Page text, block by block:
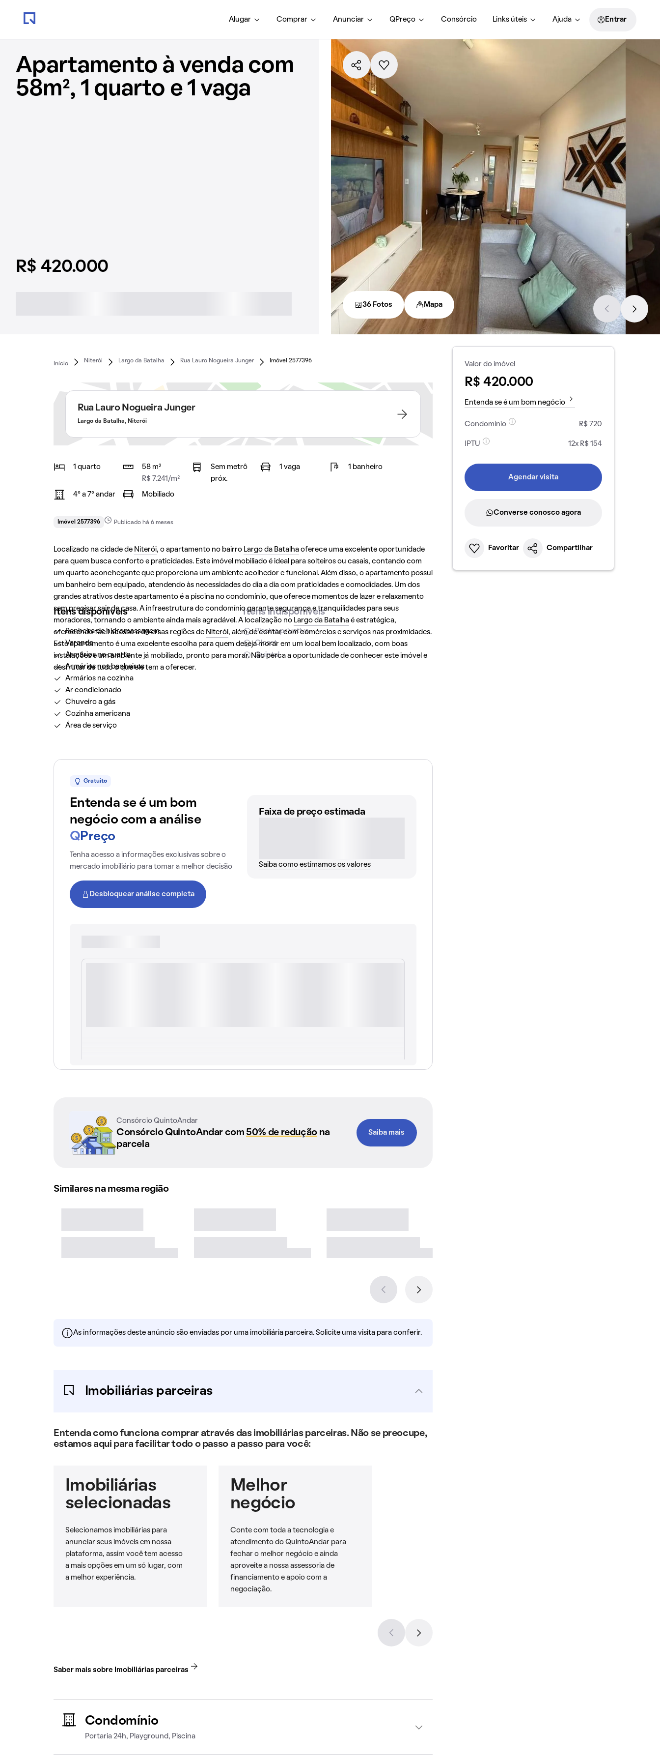
Alugar Comprar Anunciar QPreço Consórcio Links úteis Ajuda Entrar
Apartamento à venda com
58m², 1 quarto e 1 vaga
R$ 420.000
36 Fotos Mapa
Início
Niterói Largo da Batalha Rua Lauro Nogueira Junger Imóvel 2577396
Rua Lauro Nogueira Junger
Largo da Batalha, Niterói
1 quarto
58 m²
R$ 7.241/m²
Sem metrô
próx.
1 vaga 1 banheiro
4° a 7° andar Mobiliado
Imóvel 2577396 Publicado há 6 meses
Localizado na cidade de Niterói, o apartamento no bairro Largo da Batalhaoferece uma excelente oportunidade
para quem busca conforto e praticidades. Este imóvel mobiliado é ideal para solteiros ou casais, contando com
um quarto aconchegante que proporciona um ambiente acolhedor e funcional. Além disso, o apartamento possui
um banheiro bem equipado, atendendo às necessidades do dia a dia com praticidades e comodidades. Um dos
grandes atrativos deste apartamento é a piscina no condomínio, que oferece momentos de lazer e relaxamento
sem precisar sair de casa. A infraestrutura do condomínio garante segurança e tranquilidades para seus
moradores, tornando o ambiente ainda mais agradável. A localização no Largo da Batalhaé estratégica,
oferecendo fácil acesso a diversas regiões de Niterói, além de contar com comércios e serviços nas proximidades.
Este apartamento é uma excelente escolha para quem deseja morar em um local bem localizado, com boas
instalações e um ambiente já mobiliado, pronto para morar. Não perca a oportunidade de conhecer este imóvel e
desfrutar de tudo o que ele tem a oferecer.
Itens disponíveis
Banheira de hidromassagem
Varanda
Armários no quarto
Armários nos banheiros
Armários na cozinha
Ar condicionado
Chuveiro a gás
Cozinha americana
Área de serviço
Itens indisponíveis
Piscina privativa
Closet
Quintal
Gratuito
Entenda se é um bom
negócio com a análise
Q Preço
Tenha acesso a informações exclusivas sobre o
mercado imobiliário para tomar a melhor decisão
Desbloquear análise completa
Faixa de preço estimada
Saiba como estimamos os valores
Consórcio QuintoAndar
Consórcio QuintoAndar com 50% de reduçãona
parcela
Saiba mais
Similares na mesma região
As informações deste anúncio são enviadas por uma imobiliária parceira. Solicite uma visita para conferir.
Imobiliárias parceiras
Entenda como funciona comprar através das imobiliárias parceiras. Não se preocupe,
estamos aqui para facilitar todo o passo a passo para você:
Imobiliárias
selecionadas
Selecionamos imobiliárias para
anunciar seus imóveis em nossa
plataforma, assim você tem acesso
a mais opções em um só lugar, com
a melhor experiência.
Melhor
negócio
Conte com toda a tecnologia e
atendimento do QuintoAndar para
fechar o melhor negócio e ainda
aproveite a nossa assessoria de
financiamento e apoio com a
negociação.
Saber mais sobre Imobiliárias parceiras
Condomínio
Portaria 24h, Playground, Piscina
Valor do imóvel
R$ 420.000
Entenda se é um bom negócio
Condomínio R$ 720
IPTU 12x R$ 154
Agendar visita
Converse conosco agora
Favoritar Compartilhar